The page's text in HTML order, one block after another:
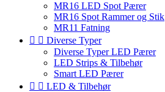
MR16 LED Spot Pærer
MR16 Spot Rammer og Stik
MR11 Fatning
  Diverse Typer
Diverse Typer LED Pærer
LED Strips & Tilbehør
Smart LED Pærer
  LED & Tilbehør